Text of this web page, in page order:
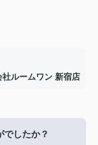
社ルームワン 新宿店
でしたか？